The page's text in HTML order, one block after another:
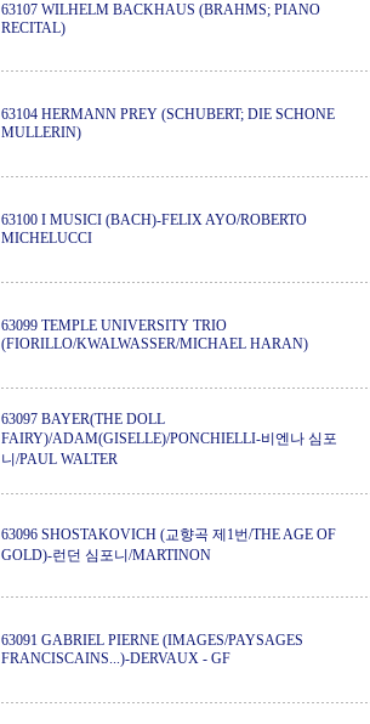
63107 WILHELM BACKHAUS (BRAHMS; PIANO
RECITAL)
63104 HERMANN PREY (SCHUBERT; DIE SCHONE
MULLERIN)
63100 I MUSICI (BACH)-FELIX AYO/ROBERTO
MICHELUCCI
63099 TEMPLE UNIVERSITY TRIO
(FIORILLO/KWALWASSER/MICHAEL HARAN)
63097 BAYER(THE DOLL
FAIRY)/ADAM(GISELLE)/PONCHIELLI-비엔나 심포
니/PAUL WALTER
63096 SHOSTAKOVICH (교향곡 제1번/THE AGE OF
GOLD)-런던 심포니/MARTINON
63091 GABRIEL PIERNE (IMAGES/PAYSAGES
FRANCISCAINS...)-DERVAUX - GF